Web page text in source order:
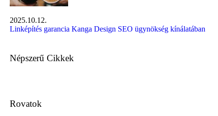
2025.10.12.
Linképítés garancia Kanga Design SEO ügynökség kínálatában
Népszerű Cikkek
Rovatok